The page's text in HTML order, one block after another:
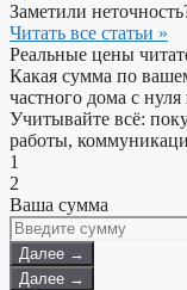
Заметили
Читать все статьи »
Реальные цены
Какая сумма по
частного дома с нуля
Учитывайте всё:
работы,
1
2
Ваша сумма
Далее →
Далее →